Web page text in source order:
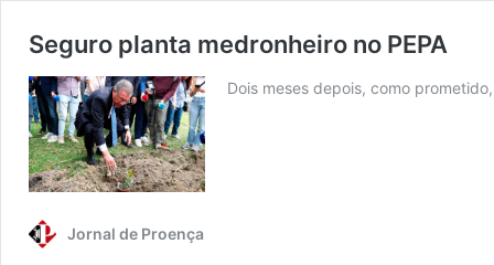
Seguro planta medronheiro no PEPA
Dois meses depois, como
Jornal de Proença